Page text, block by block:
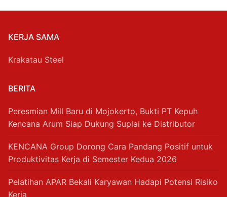
KERJA SAMA
Krakatau Steel
BERITA
Peresmian Mill Baru di Mojokerto, Bukti PT Kepuh
Kencana Arum Siap Dukung Suplai ke Distributor
KENCANA Group Dorong Cara Pandang Positif untuk
Produktivitas Kerja di Semester Kedua 2026
Pelatihan APAR Bekali Karyawan Hadapi Potensi Risiko
Kerja